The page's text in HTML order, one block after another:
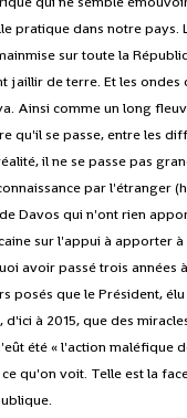
pratique dans notre
sur toute la
jaillir de terre. Et les
Ainsi comme un long
qu'il se passe, entre les
il ne se passe pas
par l'étranger
Davos qui n'ont rien
sur l'appui à apporter
avoir passé trois années
que le Président,
à 2015, que des
été « l'action maléfique
qu'on voit. Telle est la